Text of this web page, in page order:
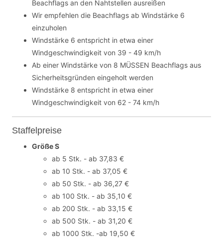
Beachflags an den Nahtstellen ausreißen
Wir empfehlen die Beachflags ab Windstärke 6
einzuholen
Windstärke 6 entspricht in etwa einer
Windgeschwindigkeit von 39 - 49 km/h
Ab einer Windstärke von 8 MÜSSEN Beachflags aus
Sicherheitsgründen eingeholt werden
Windstärke 8 entspricht in etwa einer
Windgeschwindigkeit von 62 - 74 km/h
Staffelpreise
Größe S
ab 5 Stk. - ab 37,83 €
ab 10 Stk. - ab 37,05 €
ab 50 Stk. - ab 36,27 €
ab 100 Stk. - ab 35,10 €
ab 200 Stk. - ab 33,15 €
ab 500 Stk. - ab 31,20 €
ab 1000 Stk. -ab 19,50 €